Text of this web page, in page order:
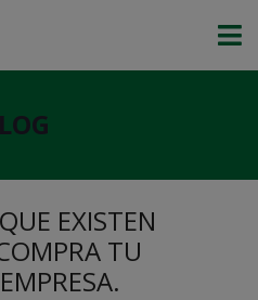
EXISTEN
TU